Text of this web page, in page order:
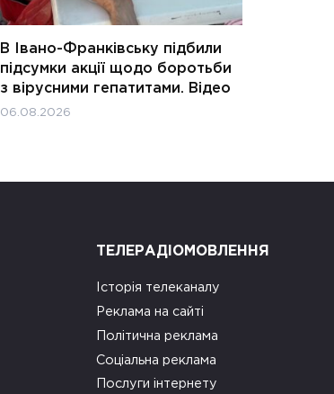
В Івано-Франківську підбили
підсумки акції щодо боротьби
з вірусними гепатитами. Відео
06.08.2026
ТЕЛЕРАДІОМОВЛЕННЯ
Історія телеканалу
Реклама на сайті
Політична реклама
Соціальна реклама
Послуги інтернету